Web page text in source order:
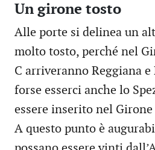
Un girone tosto
Alle porte si delinea un
molto tosto, perché nel
C arriveranno Reggiana e
forse esserci anche lo
essere inserito nel Girone
A questo punto è